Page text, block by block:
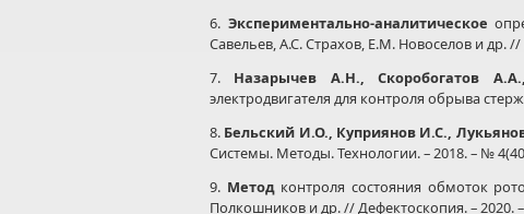
6. Экспериментально-аналитическое
Савельев, А.С. Страхов, Е.М. Новоселов и др. //
7. Назарычев А.Н., Скоробогатов
электродвигателя для контроля обрыва
8. Бельский И.О., Куприянов И.С.,
Системы. Методы. Технологии. – 2018. – №
9. Методконтроля состояния обмоток
Полкошников и др. // Дефектоскопия. – 2020.